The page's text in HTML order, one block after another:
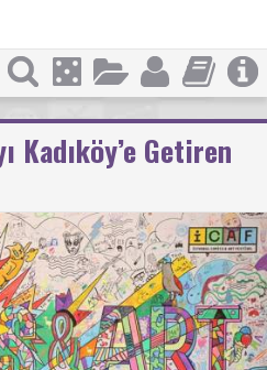
Kadıköy’e Getiren